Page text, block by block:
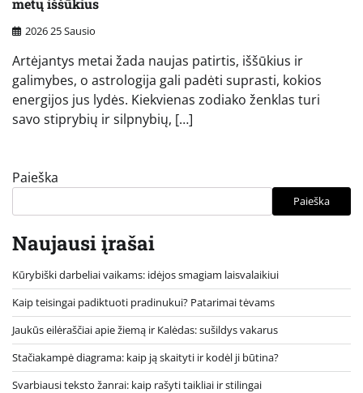
metų iššūkius
2026 25 Sausio
Artėjantys metai žada naujas patirtis, iššūkius ir
galimybes, o astrologija gali padėti suprasti, kokios
energijos jus lydės. Kiekvienas zodiako ženklas turi
savo stiprybių ir silpnybių, […]
Paieška
Paieška
Naujausi įrašai
Kūrybiški darbeliai vaikams: idėjos smagiam laisvalaikiui
Kaip teisingai padiktuoti pradinukui? Patarimai tėvams
Jaukūs eilėraščiai apie žiemą ir Kalėdas: sušildys vakarus
Stačiakampė diagrama: kaip ją skaityti ir kodėl ji būtina?
Svarbiausi teksto žanrai: kaip rašyti taikliai ir stilingai